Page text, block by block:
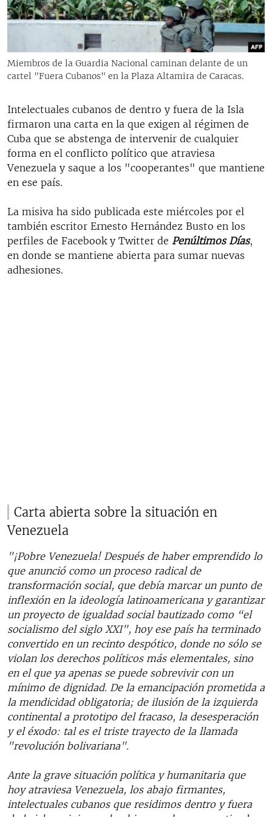
RADIO MARTÍ
ESPECIALES
LA REALIDAD DE LA VIVIENDA EN CUBA
LOS SANTOS DE HIALEAH
DESINFORMACIÓN RUSA EN AMÉRICA LATINA
LA INVASIÓN DE RUSIA A UCRANIA
MULTIMEDIA
EDITORIALES
SÍGUENOS
Miembros de la Guardia Nacional caminan delante de un
cartel "Fuera Cubanos" en la Plaza Altamira de Caracas.
Intelectuales cubanos de dentro y fuera de la Isla
firmaron una carta en la que exigen al régimen de
Cuba que se abstenga de intervenir de cualquier
forma en el conflicto político que atraviesa
Venezuela y saque a los "cooperantes" que mantiene
en ese país.
La misiva ha sido publicada este miércoles por el
también escritor Ernesto Hernández Busto en los
perfiles de Facebook y Twitter de Penúltimos Días,
en donde se mantiene abierta para sumar nuevas
adhesiones.
Carta abierta sobre la situación en
Venezuela
"¡Pobre Venezuela! Después de haber emprendido lo
que anunció como un proceso radical de
transformación social, que debía marcar un punto de
inflexión en la ideología latinoamericana y garantizar
un proyecto de igualdad social bautizado como “el
socialismo del siglo XXI", hoy ese país ha terminado
convertido en un recinto despótico, donde no sólo se
violan los derechos políticos más elementales, sino
en el que ya apenas se puede sobrevivir con un
mínimo de dignidad. De la emancipación prometida a
la mendicidad obligatoria; de ilusión de la izquierda
continental a prototipo del fracaso, la desesperación
y el éxodo: tal es el triste trayecto de la llamada
"revolución bolivariana".
Ante la grave situación política y humanitaria que
hoy atraviesa Venezuela, los abajo firmantes,
intelectuales cubanos que residimos dentro y fuera